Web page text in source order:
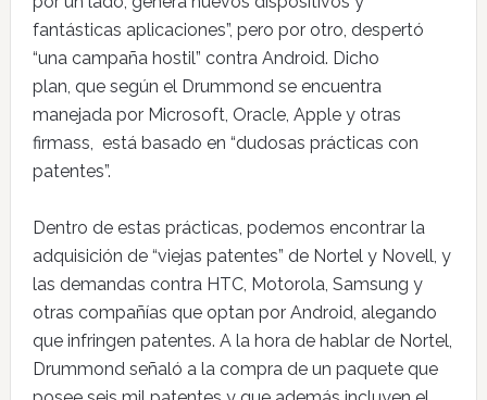
fantásticas aplicaciones”, pero por otro, despertó
“una campaña hostil” contra Android. Dicho
plan, que según el Drummond se encuentra
manejada por Microsoft, Oracle, Apple y otras
firmass, está basado en “dudosas prácticas con
patentes”.
Dentro de estas prácticas, podemos encontrar la
adquisición de “viejas patentes” de Nortel y Novell, y
las demandas contra HTC, Motorola, Samsung y
otras compañías que optan por Android, alegando
que infringen patentes. A la hora de hablar de Nortel,
Drummond señaló a la compra de un paquete que